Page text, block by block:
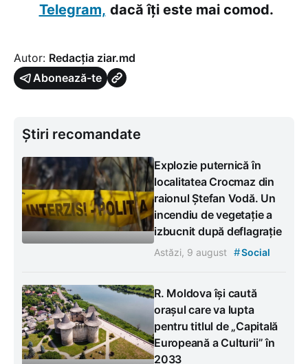
Telegram, dacă îți este mai comod.
Autor: Redacția ziar.md
Abonează-te
Știri recomandate
Explozie puternică în
localitatea Crocmaz din
raionul Ștefan Vodă. Un
incendiu de vegetație a
izbucnit după deflagrație
Astăzi, 9 august #Social
R. Moldova își caută
orașul care va lupta
pentru titlul de „Capitală
Europeană a Culturii” în
2033